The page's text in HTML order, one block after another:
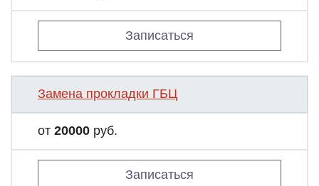
Записаться
Замена прокладки ГБЦ
от 20000 руб.
Записаться